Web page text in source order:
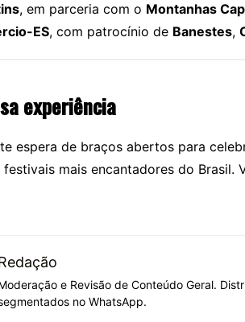
, em parceria com o Montanhas
ES, com patrocínio de Banestes,
experiência
espera de braços abertos para
mais encantadores do Brasil.
e Revisão de Conteúdo Geral.
no WhatsApp.